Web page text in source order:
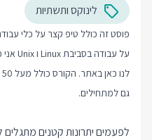
לינוקס ותשתיות
על עבודה בסביבת Linux ו Unix אני ממליץ לכם לבדוק את
גם למתחילים.